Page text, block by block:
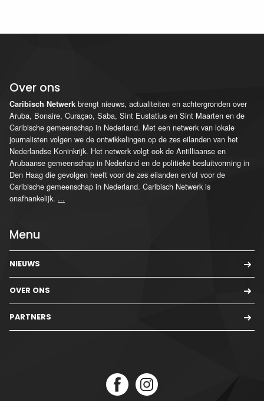
Over ons
Caribisch Netwerk brengt nieuws, actualiteiten en achtergronden over
Aruba, Bonaire, Curaçao, Saba, Sint Eustatius en Sint Maarten en de
Caribische gemeenschap in Nederland. Met een netwerk van lokale
journalisten volgen we de ontwikkelingen op de zes eilanden van het
Nederlandse Koninkrijk. Het netwerk volgt ook de Antilliaanse en
Arubaanse gemeenschap in Nederland en de politieke besluitvorming in
Den Haag die gevolgen heeft voor de zes eilanden en/of voor de
Caribische gemeenschap in Nederland. Caribisch Netwerk is
onafhankelijk. ...
Menu
NIEUWS
OVER ONS
PARTNERS